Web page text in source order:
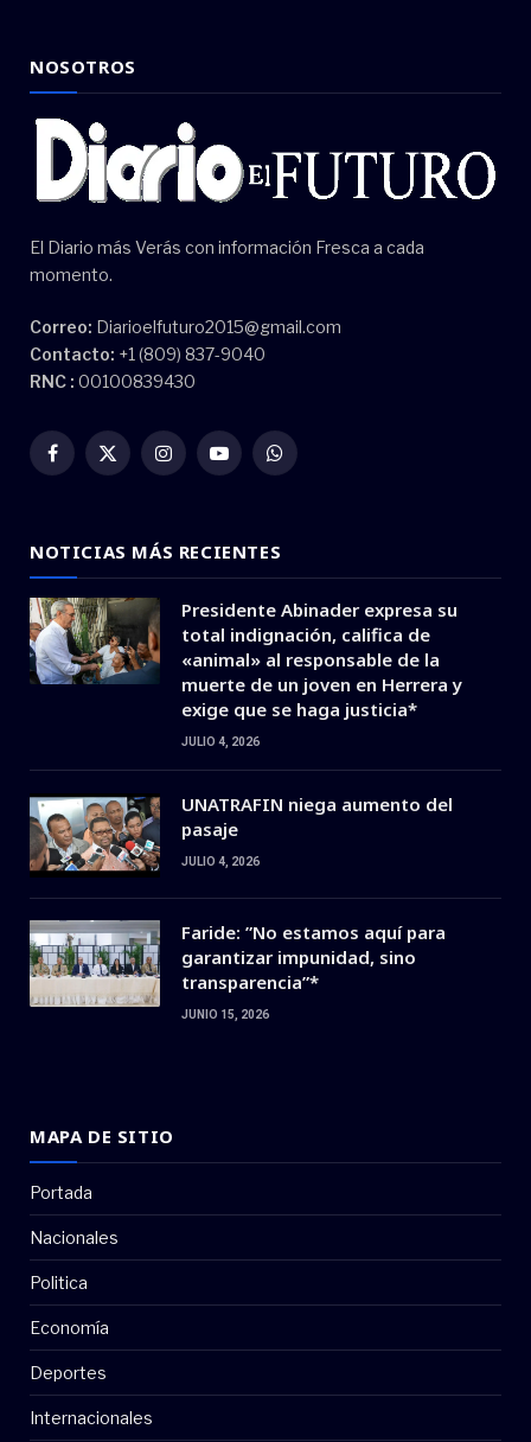
NOSOTROS
El Diario más Verás con información Fresca a cada
momento.
Correo: Diarioelfuturo2015@gmail.com
Contacto: +1 (809) 837-9040
RNC : 00100839430
Facebook
X
InstagramYouTubeWhatsApp
NOTICIAS MÁS RECIENTES
Presidente Abinader expresa su
total indignación, califica de
«animal» al responsable de la
muerte de un joven en Herrera y
exige que se haga justicia*
JULIO 4, 2026
UNATRAFIN niega aumento del
pasaje
JULIO 4, 2026
Faride: ”No estamos aquí para
garantizar impunidad, sino
transparencia”*
JUNIO 15, 2026
MAPA DE SITIO
Portada
Nacionales
Politica
Economía
Deportes
Internacionales